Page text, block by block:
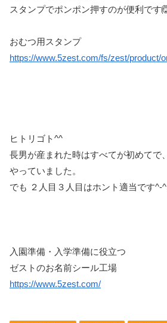
スタンプでポンポン押すのが便利です
おむつ用スタンプ
https://www.5zest.com/fs/zest/product/
ヒトリゴト^^
長男が産まれた時はすべてが初めてで
やっていました。
でも ２人目３人目はホント適当です^-
入園準備・入学準備に役立つ
ゼストのお名前シール工場
https://www.5zest.com/